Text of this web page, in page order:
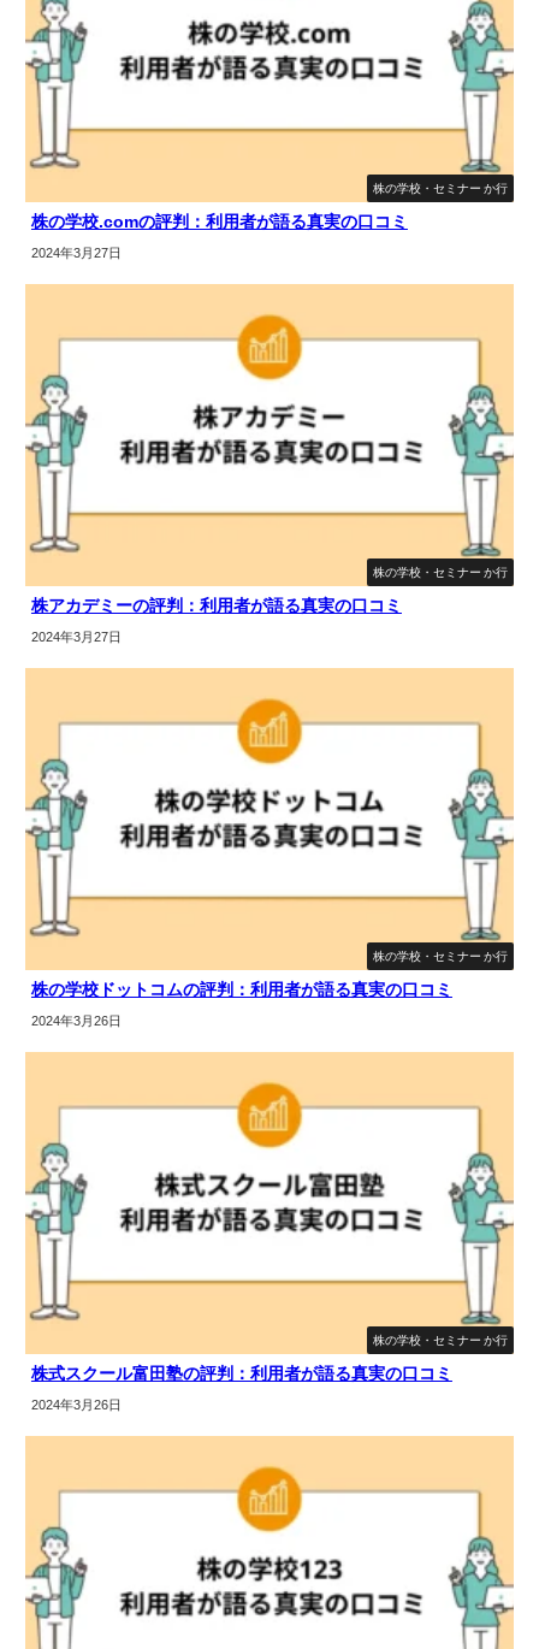
株の学校・セミナー か行
株の学校.comの評判：利用者が語る真実の口コミ
2024年3月27日
株の学校・セミナー か行
株アカデミーの評判：利用者が語る真実の口コミ
2024年3月27日
株の学校・セミナー か行
株の学校ドットコムの評判：利用者が語る真実の口コミ
2024年3月26日
株の学校・セミナー か行
株式スクール富田塾の評判：利用者が語る真実の口コミ
2024年3月26日